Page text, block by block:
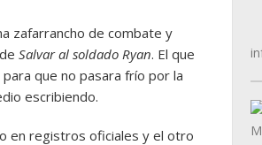
zafarrancho de combate y
Salvar al soldado Ryan. El que
que no pasara frío por la
escribiendo.
en registros oficiales y el otro